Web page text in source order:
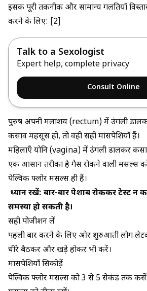
इसकी पूरी तकनीक और सामान्य गलतियाँ
करने के लिए: [2]
Talk to a Sexologist
Expert help, complete privacy
Consult Online
पुरुष अपनी मलाशय (rectum) में उंगली
कसाव महसूस हो, तो वही सही मांसपेशियाँ हैं।
महिलाएँ योनि (vagina) में उंगली डालकर
एक आसान तरीका है गैस रोकने वाली मसल्स
पेल्विक फ्लोर मसल्स ही हैं।
ध्यान रखें: बार-बार पेशाब रोककर टेस्ट न
समस्या हो सकती है।
सही पोजीशन लें
पहली बार करने के लिए ओर शुरुआती लोग
धीरे बैठकर और खड़े होकर भी करें।
मांसपेशियाँ सिकोड़ें
पेल्विक फ्लोर मसल्स को 3 से 5 सेकंड तक